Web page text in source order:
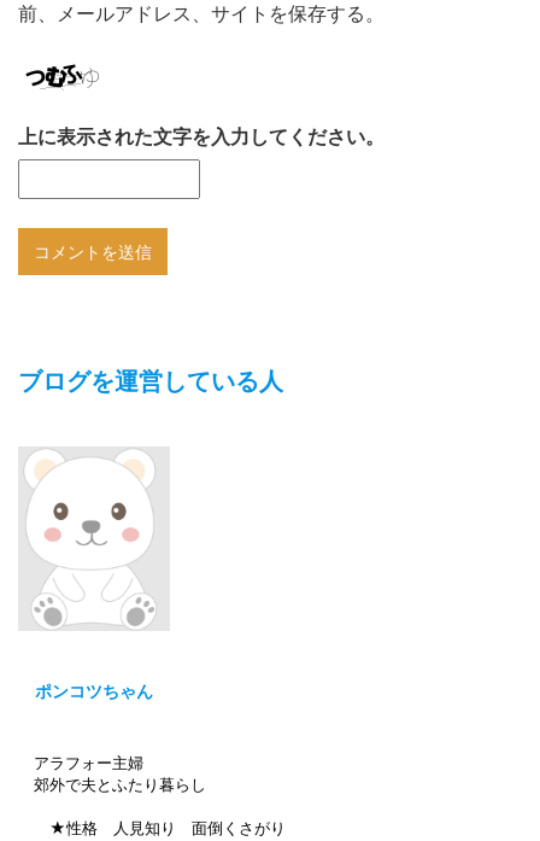
前、メールアドレス、サイトを保存する。
上に表示された文字を入力してください。
ブログを運営している人
ポンコツちゃん
アラフォー主婦
郊外で夫とふたり暮らし
★性格 人見知り 面倒くさがり